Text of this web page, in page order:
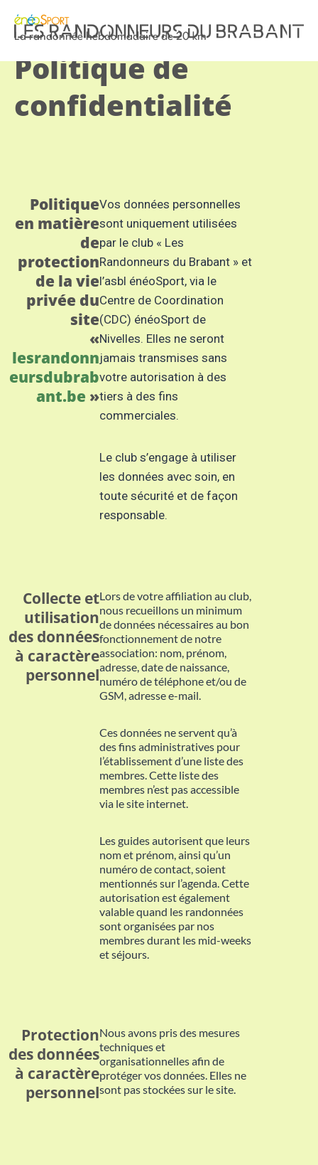
La randonnée hebdomadaire de 20 km
Politique de
confidentialité
Politique
en matière
de
protection
de la vie
privée du
site
«
lesrandonn
eursdubrab
ant.be »
Vos données personnelles
sont uniquement utilisées
par le club « Les
Randonneurs du Brabant » et
l’asbl énéoSport, via le
Centre de Coordination
(CDC) énéoSport de
Nivelles. Elles ne seront
jamais transmises sans
votre autorisation à des
tiers à des fins
commerciales.
Le club s’engage à utiliser
les données avec soin, en
toute sécurité et de façon
responsable.
Collecte et
utilisation
des données
à caractère
personnel
Lors de votre affiliation au club,
nous recueillons un minimum
de données nécessaires au bon
fonctionnement de notre
association: nom, prénom,
adresse, date de naissance,
numéro de téléphone et/ou de
GSM, adresse e-mail.
Ces données ne servent qu’à
des fins administratives pour
l’établissement d’une liste des
membres. Cette liste des
membres n’est pas accessible
via le site internet.
Les guides autorisent que leurs
nom et prénom, ainsi qu’un
numéro de contact, soient
mentionnés sur l’agenda. Cette
autorisation est également
valable quand les randonnées
sont organisées par nos
membres durant les mid-weeks
et séjours.
Protection
des données
à caractère
personnel
Nous avons pris des mesures
techniques et
organisationnelles afin de
protéger vos données. Elles ne
sont pas stockées sur le site.